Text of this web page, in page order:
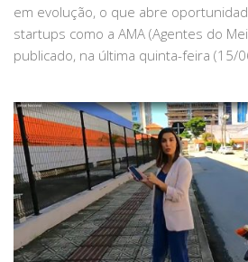
em evolução, o que abre
startups como a AMA (Agentes do
publicado, na última quinta-feira (15/